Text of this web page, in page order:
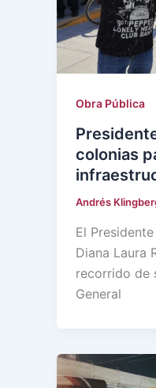
Obra Pública
colonias
Andrés
El
Diana Laura
recorrido de
General